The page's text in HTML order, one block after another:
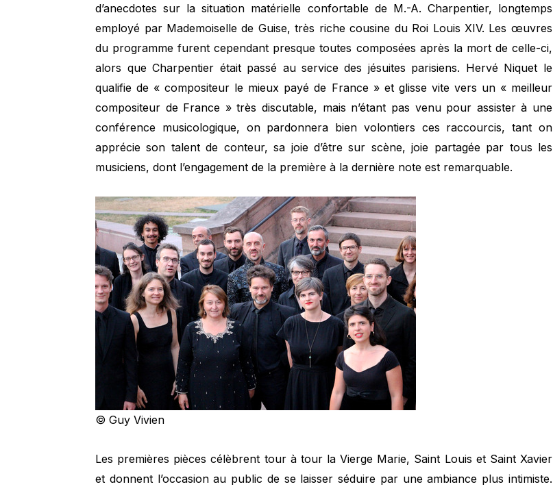
d’anecdotes sur la situation matérielle confortable de M.-A. Charpentier, longtemps
employé par Mademoiselle de Guise, très riche cousine du Roi Louis XIV. Les œuvres
du programme furent cependant presque toutes composées après la mort de celle-ci,
alors que Charpentier était passé au service des jésuites parisiens. Hervé Niquet le
qualifie de « compositeur le mieux payé de France » et glisse vite vers un « meilleur
compositeur de France » très discutable, mais n’étant pas venu pour assister à une
conférence musicologique, on pardonnera bien volontiers ces raccourcis, tant on
apprécie son talent de conteur, sa joie d’être sur scène, joie partagée par tous les
musiciens, dont l’engagement de la première à la dernière note est remarquable.
© Guy Vivien
Les premières pièces célèbrent tour à tour la Vierge Marie, Saint Louis et Saint Xavier
et donnent l’occasion au public de se laisser séduire par une ambiance plus intimiste.